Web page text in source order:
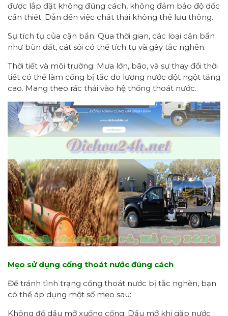
được lắp đặt không đúng cách, không đảm bảo độ dốc
cần thiết. Dẫn đến việc chất thải không thể lưu thông.
Sự tích tụ của cặn bẩn: Qua thời gian, các loại cặn bẩn
như bùn đất, cát sỏi có thể tích tụ và gây tắc nghẽn.
Thời tiết và môi trường: Mưa lớn, bão, và sự thay đổi thời
tiết có thể làm cống bị tắc do lượng nước đột ngột tăng
cao. Mang theo rác thải vào hệ thống thoát nước.
Mẹo sử dụng cống thoát nước đúng cách
Để tránh tình trạng cống thoát nước bị tắc nghẽn, bạn
có thể áp dụng một số mẹo sau:
Không đổ dầu mỡ xuống cống: Dầu mỡ khi gặp nước